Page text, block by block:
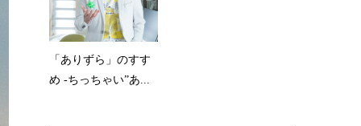
「ありずら」のすす
め -ちっちゃい”あ...